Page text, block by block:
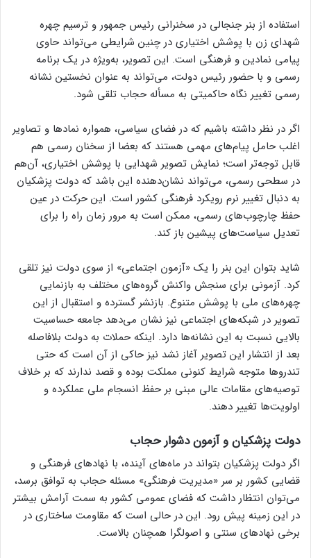
استفاده از بنر جنجالی در سخنرانی رئیس جمهور و ترسیم چهره
شهدای زن با پوشش اختیاری در چنین شرایطی می‌تواند حاوی
پیامی نمادین و فرهنگی است. این تصویر، به‌ویژه در یک برنامه
رسمی و با حضور رئیس دولت، می‌تواند به عنوان نخستین نشانه
رسمی تغییر نگاه حاکمیتی به مسأله حجاب تلقی شود.
اگر در نظر داشته باشیم که در فضای سیاسی، همواره نماد‌ها و تصاویر
اغلب حامل پیام‌های مهمی هستند که بعضا از سخنان رسمی هم
قابل توجه‌تر است؛ نمایش تصویر شهدایی با پوشش اختیاری، آن‌هم
در سطحی رسمی، می‌تواند نشان‌دهنده این باشد که دولت پزشکیان
به دنبال تغییر نرم رویکرد فرهنگی کشور است. این حرکت در عین
حفظ چارچوب‌های رسمی، ممکن است به مرور زمان راه را برای
تعدیل سیاست‌های پیشین باز کند.
شاید بتوان این بنر را یک «آزمون اجتماعی» از سوی دولت نیز تلقی
کرد. آزمونی برای سنجش واکنش گروه‌های مختلف به بازنمایی
چهره‌های ملی با پوشش متنوع. بازنشر گسترده و استقبال از این
تصویر در شبکه‌های اجتماعی نیز نشان می‌دهد جامعه حساسیت
بالایی نسبت به این نشانه‌ها دارد. اینکه حملات به دولت بلافاصله
بعد از انتشار این تصویر آغاز نشد نیز حاکی از آن است که حتی
تندرو‌ها متوجه شرایط کنونی مملکت بوده و قصد ندارند که بر خلاف
توصیه‌های مقامات عالی مبنی بر حفظ انسجام ملی عملکرده و
اولویت‌ها تغییر دهند.
دولت پزشکیان و آزمون دشوار حجاب
اگر دولت پزشکیان بتواند در ماه‌های آینده، با نهاد‌های فرهنگی و
قضایی کشور بر سر «مدیریت فرهنگی» مسئله حجاب به توافق برسد،
می‌توان انتظار داشت که فضای عمومی کشور به سمت آرامش بیشتر
در این زمینه پیش رود. این در حالی است که مقاومت ساختاری در
برخی نهاد‌های سنتی و اصولگرا همچنان بالاست.